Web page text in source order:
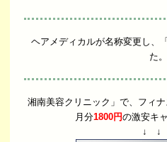
ヘアメディカルが名称変更し、
た。
湘南美容クリニック」で、フィ
月分1800円の激安キ
↓ ↓